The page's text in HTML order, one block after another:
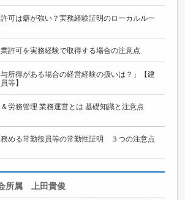
可は癖が強い？実務経験証明のローカルルー
許可を実務経験で取得する場合の注意点
所得がある場合の経営経験の扱いは？」【建
等】
＆労務管理 業務運営とは 基礎知識と注意点
める常勤役員等の常勤性証明 ３つの注意点
所属 上田貴俊